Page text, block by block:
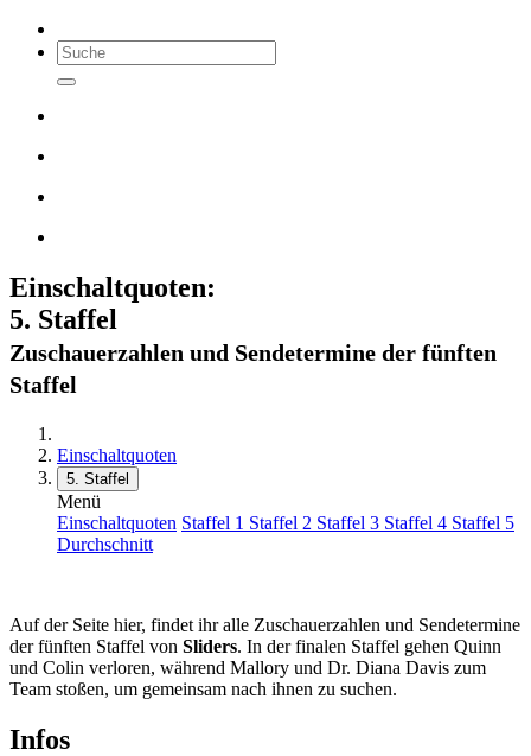
Einschaltquoten:
5. Staffel
Zuschauerzahlen und Sendetermine der fünften
Staffel
Einschaltquoten
5. Staffel
Menü
Einschaltquoten Staffel 1 Staffel 2 Staffel 3 Staffel 4 Staffel 5
Durchschnitt
Auf der Seite hier, findet ihr alle Zuschauerzahlen und Sendetermine
der fünften Staffel von Sliders. In der finalen Staffel gehen Quinn
und Colin verloren, während Mallory und Dr. Diana Davis zum
Team stoßen, um gemeinsam nach ihnen zu suchen.
Infos